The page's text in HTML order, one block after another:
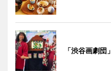
「渋谷画劇団」